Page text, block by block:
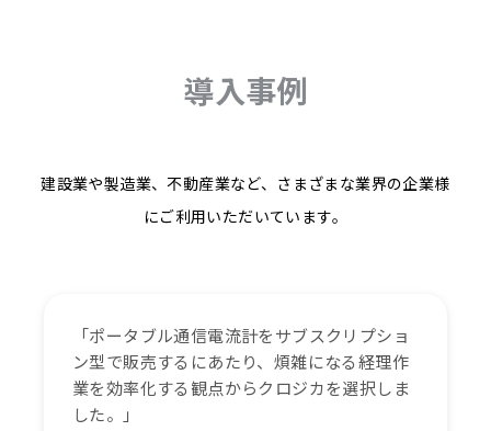
導入事例
建設業や製造業、不動産業など、さまざまな業界の企業様
にご利用いただいています。
「ポータブル通信電流計をサブスクリプショ
ン型で販売するにあたり、煩雑になる経理作
業を効率化する観点からクロジカを選択しま
した。」